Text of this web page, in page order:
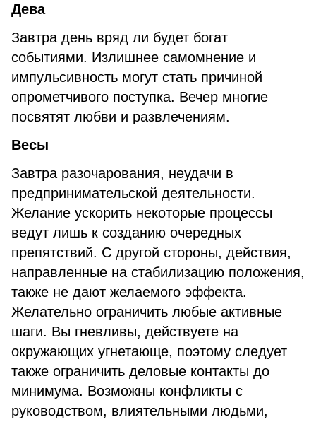
Дева
Завтра день вряд ли будет богат
событиями. Излишнее самомнение и
импульсивность могут стать причиной
опрометчивого поступка. Вечер многие
посвятят любви и развлечениям.
Весы
Завтра разочарования, неудачи в
предпринимательской деятельности.
Желание ускорить некоторые процессы
ведут лишь к созданию очередных
препятствий. С другой стороны, действия,
направленные на стабилизацию положения,
также не дают желаемого эффекта.
Желательно ограничить любые активные
шаги. Вы гневливы, действуете на
окружающих угнетающе, поэтому следует
также ограничить деловые контакты до
минимума. Возможны конфликты с
руководством, влиятельными людьми,